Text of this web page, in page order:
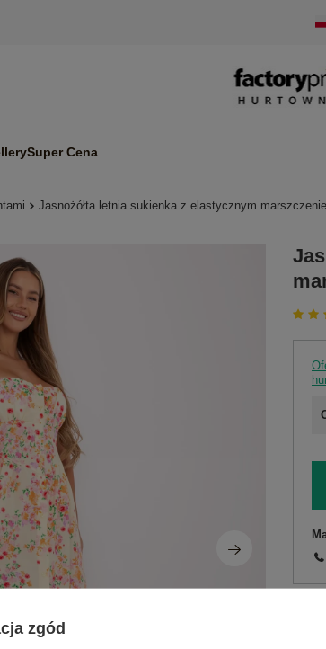
Super Cena
Jasnożółta letnia sukienka z elastycznym
zgód